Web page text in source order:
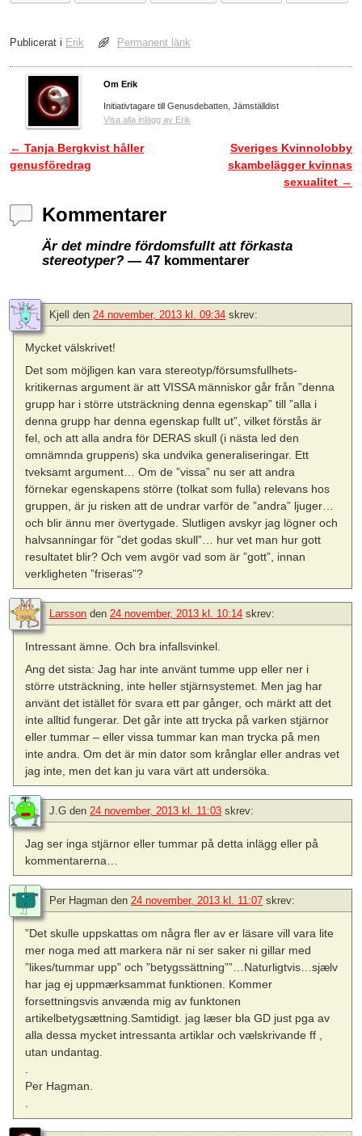
Publicerat i Erik Permanent länk
Om Erik
Initiativtagare till Genusdebatten, Jämställdist
Visa alla inlägg av Erik
Inläggsnavigering
← Tanja Bergkvist håller
genusföredrag
Sveriges Kvinnolobby
skambelägger kvinnas
sexualitet →
Kommentarer
Är det mindre fördomsfullt att förkasta
stereotyper? — 47 kommentarer
Kjell den 24 november, 2013 kl. 09:34 skrev:
Mycket välskrivet!
Det som möjligen kan vara stereotyp/försumsfullhets-
kritikernas argument är att VISSA människor går från ”denna
grupp har i större utsträckning denna egenskap” till ”alla i
denna grupp har denna egenskap fullt ut”, vilket förstås är
fel, och att alla andra för DERAS skull (i nästa led den
omnämnda gruppens) ska undvika generaliseringar. Ett
tveksamt argument… Om de ”vissa” nu ser att andra
förnekar egenskapens större (tolkat som fulla) relevans hos
gruppen, är ju risken att de undrar varför de ”andra” ljuger…
och blir ännu mer övertygade. Slutligen avskyr jag lögner och
halvsanningar för ”det godas skull”… hur vet man hur gott
resultatet blir? Och vem avgör vad som är ”gott”, innan
verkligheten ”friseras”?
Larsson den 24 november, 2013 kl. 10:14 skrev:
Intressant ämne. Och bra infallsvinkel.
Ang det sista: Jag har inte använt tumme upp eller ner i
större utsträckning, inte heller stjärnsystemet. Men jag har
använt det istället för svara ett par gånger, och märkt att det
inte alltid fungerar. Det går inte att trycka på varken stjärnor
eller tummar – eller vissa tummar kan man trycka på men
inte andra. Om det är min dator som krånglar eller andras vet
jag inte, men det kan ju vara värt att undersöka.
J.G den 24 november, 2013 kl. 11:03 skrev:
Jag ser inga stjärnor eller tummar på detta inlägg eller på
kommentarerna…
Per Hagman den 24 november, 2013 kl. 11:07 skrev:
”Det skulle uppskattas om några fler av er läsare vill vara lite
mer noga med att markera när ni ser saker ni gillar med
”likes/tummar upp” och ”betygssättning””…Naturligtvis…sjælv
har jag ej uppmærksammat funktionen. Kommer
forsettningsvis anvænda mig av funktonen
artikelbetygsættning.Samtidigt. jag læser bla GD just pga av
alla dessa mycket intressanta artiklar och vælskrivande ff ,
utan undantag.
.
Per Hagman.
.